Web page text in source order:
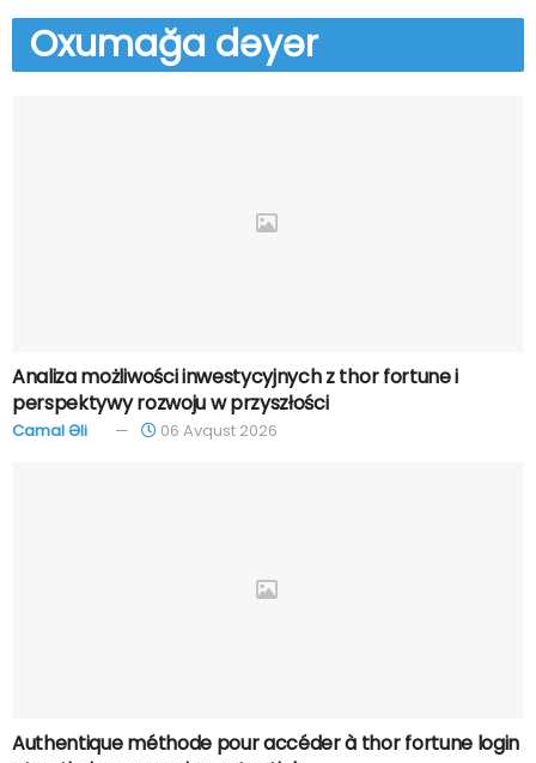
Oxumağa dəyər
Analiza możliwości inwestycyjnych z thor fortune i
perspektywy rozwoju w przyszłości
Camal Əli 06 Avqust 2026
Authentique méthode pour accéder à thor fortune login